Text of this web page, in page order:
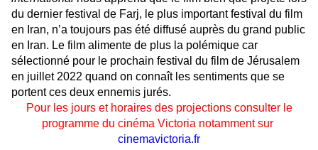
du dernier festival de Farj, le plus important festival du film
en Iran, n’a toujours pas été diffusé auprès du grand public
en Iran. Le film alimente de plus la polémique car
sélectionné pour le prochain festival du film de Jérusalem
en juillet 2022 quand on connaît les sentiments que se
portent ces deux ennemis jurés.
Pour les jours et horaires des projections consulter le
programme du cinéma Victoria notamment sur
cinemavictoria.fr